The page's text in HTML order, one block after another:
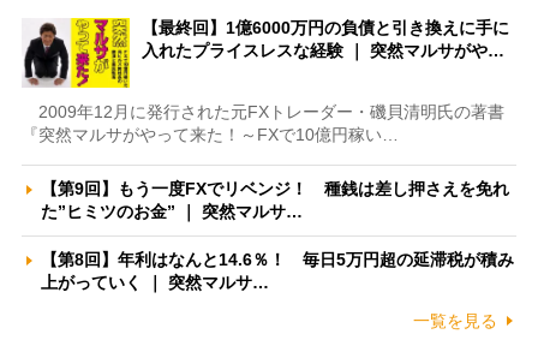
【最終回】1億6000万円の負債と引き換えに手に
入れたプライスレスな経験 ｜ 突然マルサがや…
2009年12月に発行された元FXトレーダー・磯貝清明氏の著書
『突然マルサがやって来た！～FXで10億円稼い…
【第9回】もう一度FXでリベンジ！ 種銭は差し押さえを免れ
た”ヒミツのお金” ｜ 突然マルサ…
【第8回】年利はなんと14.6％！ 毎日5万円超の延滞税が積み
上がっていく ｜ 突然マルサ…
一覧を見る